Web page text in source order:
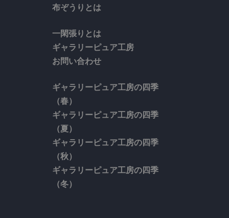
布ぞうりとは
一閑張りとは
ギャラリーピュア工房
お問い合わせ
ギャラリーピュア工房の四季
（春）
ギャラリーピュア工房の四季
（夏）
ギャラリーピュア工房の四季
（秋）
ギャラリーピュア工房の四季
（冬）